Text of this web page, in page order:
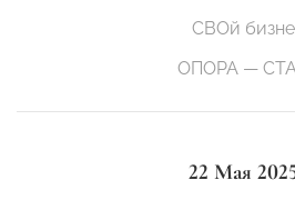
СВОй
ОПОРА —
22 Мая